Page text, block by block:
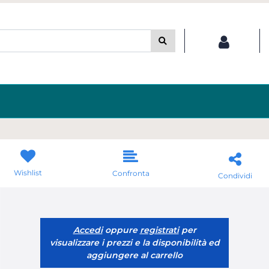
Wishlist Confronta Condividi
Accedioppure registratiper
visualizzare i prezzi e la disponibilità ed
aggiungere al carrello